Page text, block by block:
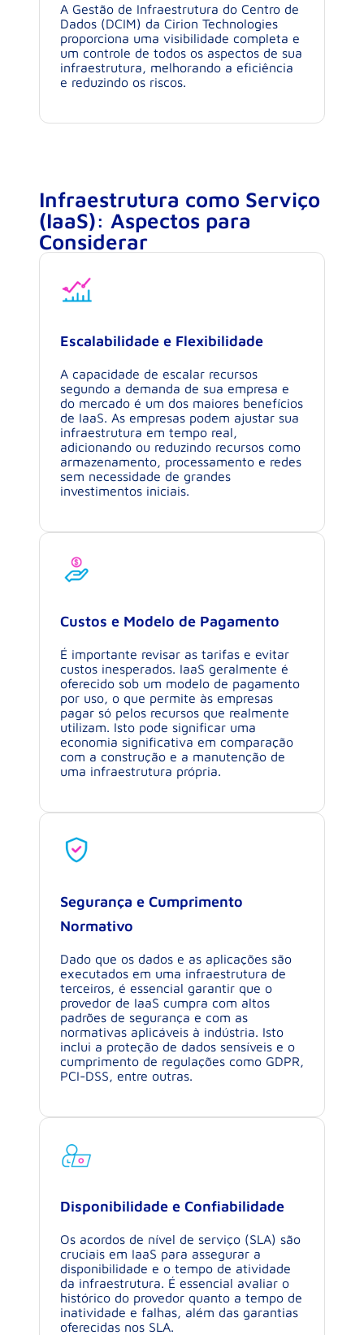
A Gestão de Infraestrutura do Centro de
Dados (DCIM) da Cirion Technologies
proporciona uma visibilidade completa e
um controle de todos os aspectos de sua
infraestrutura, melhorando a eficiência
e reduzindo os riscos.
Infraestrutura como Serviço
(IaaS): Aspectos para
Considerar
Escalabilidade e Flexibilidade
A capacidade de escalar recursos
segundo a demanda de sua empresa e
do mercado é um dos maiores benefícios
de IaaS. As empresas podem ajustar sua
infraestrutura em tempo real,
adicionando ou reduzindo recursos como
armazenamento, processamento e redes
sem necessidade de grandes
investimentos iniciais.
Custos e Modelo de Pagamento
É importante revisar as tarifas e evitar
custos inesperados. IaaS geralmente é
oferecido sob um modelo de pagamento
por uso, o que permite às empresas
pagar só pelos recursos que realmente
utilizam. Isto pode significar uma
economia significativa em comparação
com a construção e a manutenção de
uma infraestrutura própria.
Segurança e Cumprimento
Normativo
Dado que os dados e as aplicações são
executados em uma infraestrutura de
terceiros, é essencial garantir que o
provedor de IaaS cumpra com altos
padrões de segurança e com as
normativas aplicáveis à indústria. Isto
inclui a proteção de dados sensíveis e o
cumprimento de regulações como GDPR,
PCI-DSS, entre outras.
Disponibilidade e Confiabilidade
Os acordos de nível de serviço (SLA) são
cruciais em IaaS para assegurar a
disponibilidade e o tempo de atividade
da infraestrutura. É essencial avaliar o
histórico do provedor quanto a tempo de
inatividade e falhas, além das garantias
oferecidas nos SLA.